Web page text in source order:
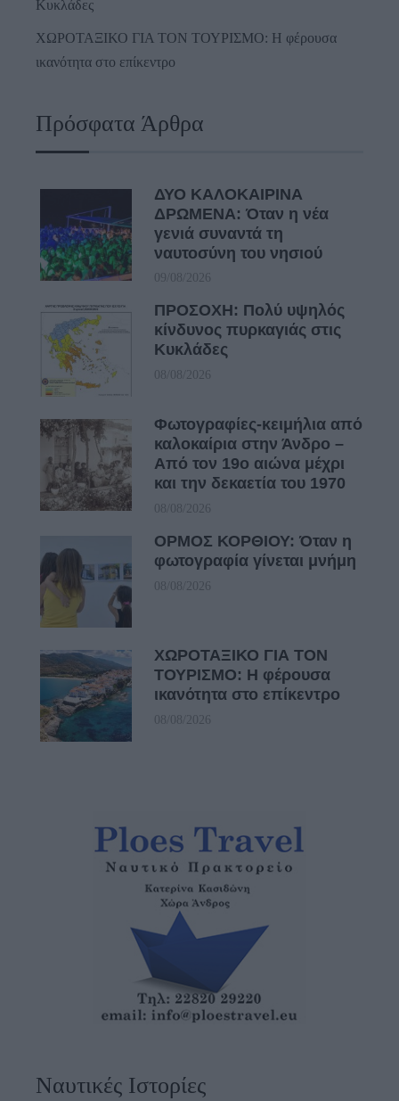
Κυκλάδες
ΧΩΡΟΤΑΞΙΚΟ ΓΙΑ ΤΟΝ ΤΟΥΡΙΣΜΟ: Η φέρουσα
ικανότητα στο επίκεντρο
Πρόσφατα Άρθρα
ΔΥΟ ΚΑΛΟΚΑΙΡΙΝΑ
ΔΡΩΜΕΝΑ: Όταν η νέα
γενιά συναντά τη
ναυτοσύνη του νησιού
09/08/2026
ΠΡΟΣΟΧΗ: Πολύ υψηλός
κίνδυνος πυρκαγιάς στις
Κυκλάδες
08/08/2026
Φωτογραφίες-κειμήλια από
καλοκαίρια στην Άνδρο –
Από τον 19ο αιώνα μέχρι
και την δεκαετία του 1970
08/08/2026
ΟΡΜΟΣ ΚΟΡΘΙΟΥ: Όταν η
φωτογραφία γίνεται μνήμη
08/08/2026
ΧΩΡΟΤΑΞΙΚΟ ΓΙΑ ΤΟΝ
ΤΟΥΡΙΣΜΟ: Η φέρουσα
ικανότητα στο επίκεντρο
08/08/2026
Ναυτικές Ιστορίες